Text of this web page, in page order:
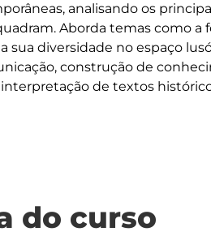
analisando os
Aborda temas como
sua diversidade no espaço
construção de
de textos
do curso